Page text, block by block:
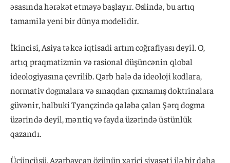
əsasında hərəkət etməyə başlayır. Əslində, bu artıq
tamamilə yeni bir dünya modelidir.
İkincisi, Asiya təkcə iqtisadi artım coğrafiyası deyil. O,
artıq praqmatizmin və rasional düşüncənin qlobal
ideologiyasına çevrilib. Qərb hələ də ideoloji kodlara,
normativ dogmalara və sınaqdan çıxmamış doktrinalara
güvənir, halbuki Tyançzində qələbə çalan Şərq dogma
üzərində deyil, məntiq və fayda üzərində üstünlük
qazandı.
Üçüncüsü, Azərbaycan özünün xarici siyasəti ilə bir daha